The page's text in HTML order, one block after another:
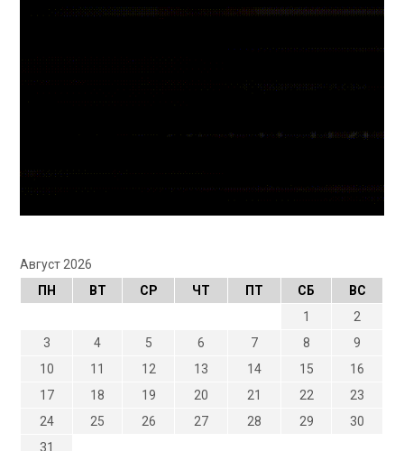
Август 2026
ПН
ВТ СР ЧТ ПТ СБ
ВС
1
2
3
4 5 6 7 8
9
10
11 12 13 14 15
16
17
18 19 20 21 22
23
24
25 26 27 28 29
30
31